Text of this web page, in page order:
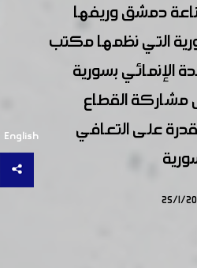
English
دمشق وريفها
التي نظمها مكتب
الإنمائي بسورية
مشاركة القطاع
على التعافي